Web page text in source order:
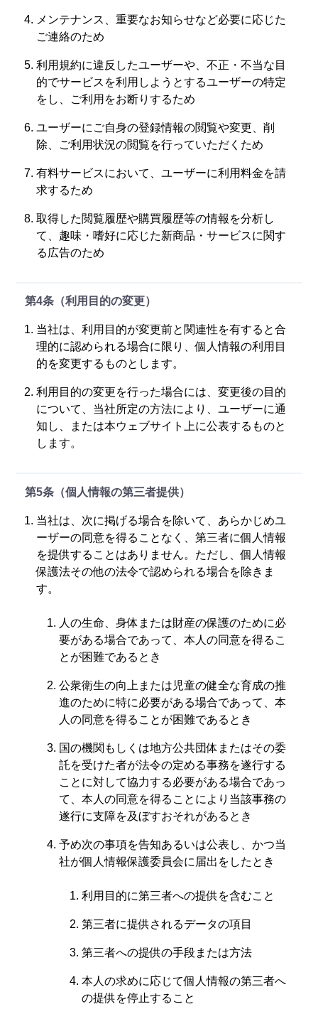
メンテナンス、重要なお知らせなど必要に応じた
ご連絡のため
利用規約に違反したユーザーや、不正・不当な目
的でサービスを利用しようとするユーザーの特定
をし、ご利用をお断りするため
ユーザーにご自身の登録情報の閲覧や変更、削
除、ご利用状況の閲覧を行っていただくため
有料サービスにおいて、ユーザーに利用料金を請
求するため
取得した閲覧履歴や購買履歴等の情報を分析し
て、趣味・嗜好に応じた新商品・サービスに関す
る広告のため
第4条（利用目的の変更）
当社は、利用目的が変更前と関連性を有すると合
理的に認められる場合に限り、個人情報の利用目
的を変更するものとします。
利用目的の変更を行った場合には、変更後の目的
について、当社所定の方法により、ユーザーに通
知し、または本ウェブサイト上に公表するものと
します。
第5条（個人情報の第三者提供）
当社は、次に掲げる場合を除いて、あらかじめユ
ーザーの同意を得ることなく、第三者に個人情報
を提供することはありません。ただし、個人情報
保護法その他の法令で認められる場合を除きま
す。
人の生命、身体または財産の保護のために必
要がある場合であって、本人の同意を得るこ
とが困難であるとき
公衆衛生の向上または児童の健全な育成の推
進のために特に必要がある場合であって、本
人の同意を得ることが困難であるとき
国の機関もしくは地方公共団体またはその委
託を受けた者が法令の定める事務を遂行する
ことに対して協力する必要がある場合であっ
て、本人の同意を得ることにより当該事務の
遂行に支障を及ぼすおそれがあるとき
予め次の事項を告知あるいは公表し、かつ当
社が個人情報保護委員会に届出をしたとき
利用目的に第三者への提供を含むこと
第三者に提供されるデータの項目
第三者への提供の手段または方法
本人の求めに応じて個人情報の第三者へ
の提供を停止すること